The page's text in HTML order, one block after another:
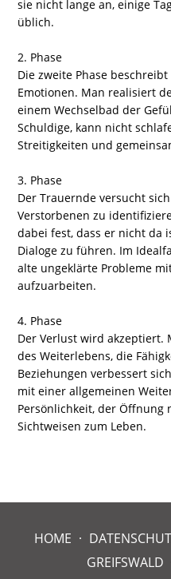
sie nicht lange an, einige
üblich.
2. Phase
Die zweite Phase
Emotionen. Man realisiert
einem Wechselbad der
Schuldige, kann nicht
Streitigkeiten und
3. Phase
Der Trauernde versucht
Verstorbenen zu
dabei fest, dass er nicht da
Dialoge zu führen. Im
alte ungeklärte Probleme
aufzuarbeiten.
4. Phase
Der Verlust wird akzeptiert.
des Weiterlebens, die
Beziehungen verbessert
mit einer allgemeinen
Persönlichkeit, der Öffnung
Sichtweisen zum Leben.
HOME
GREIFSWALD